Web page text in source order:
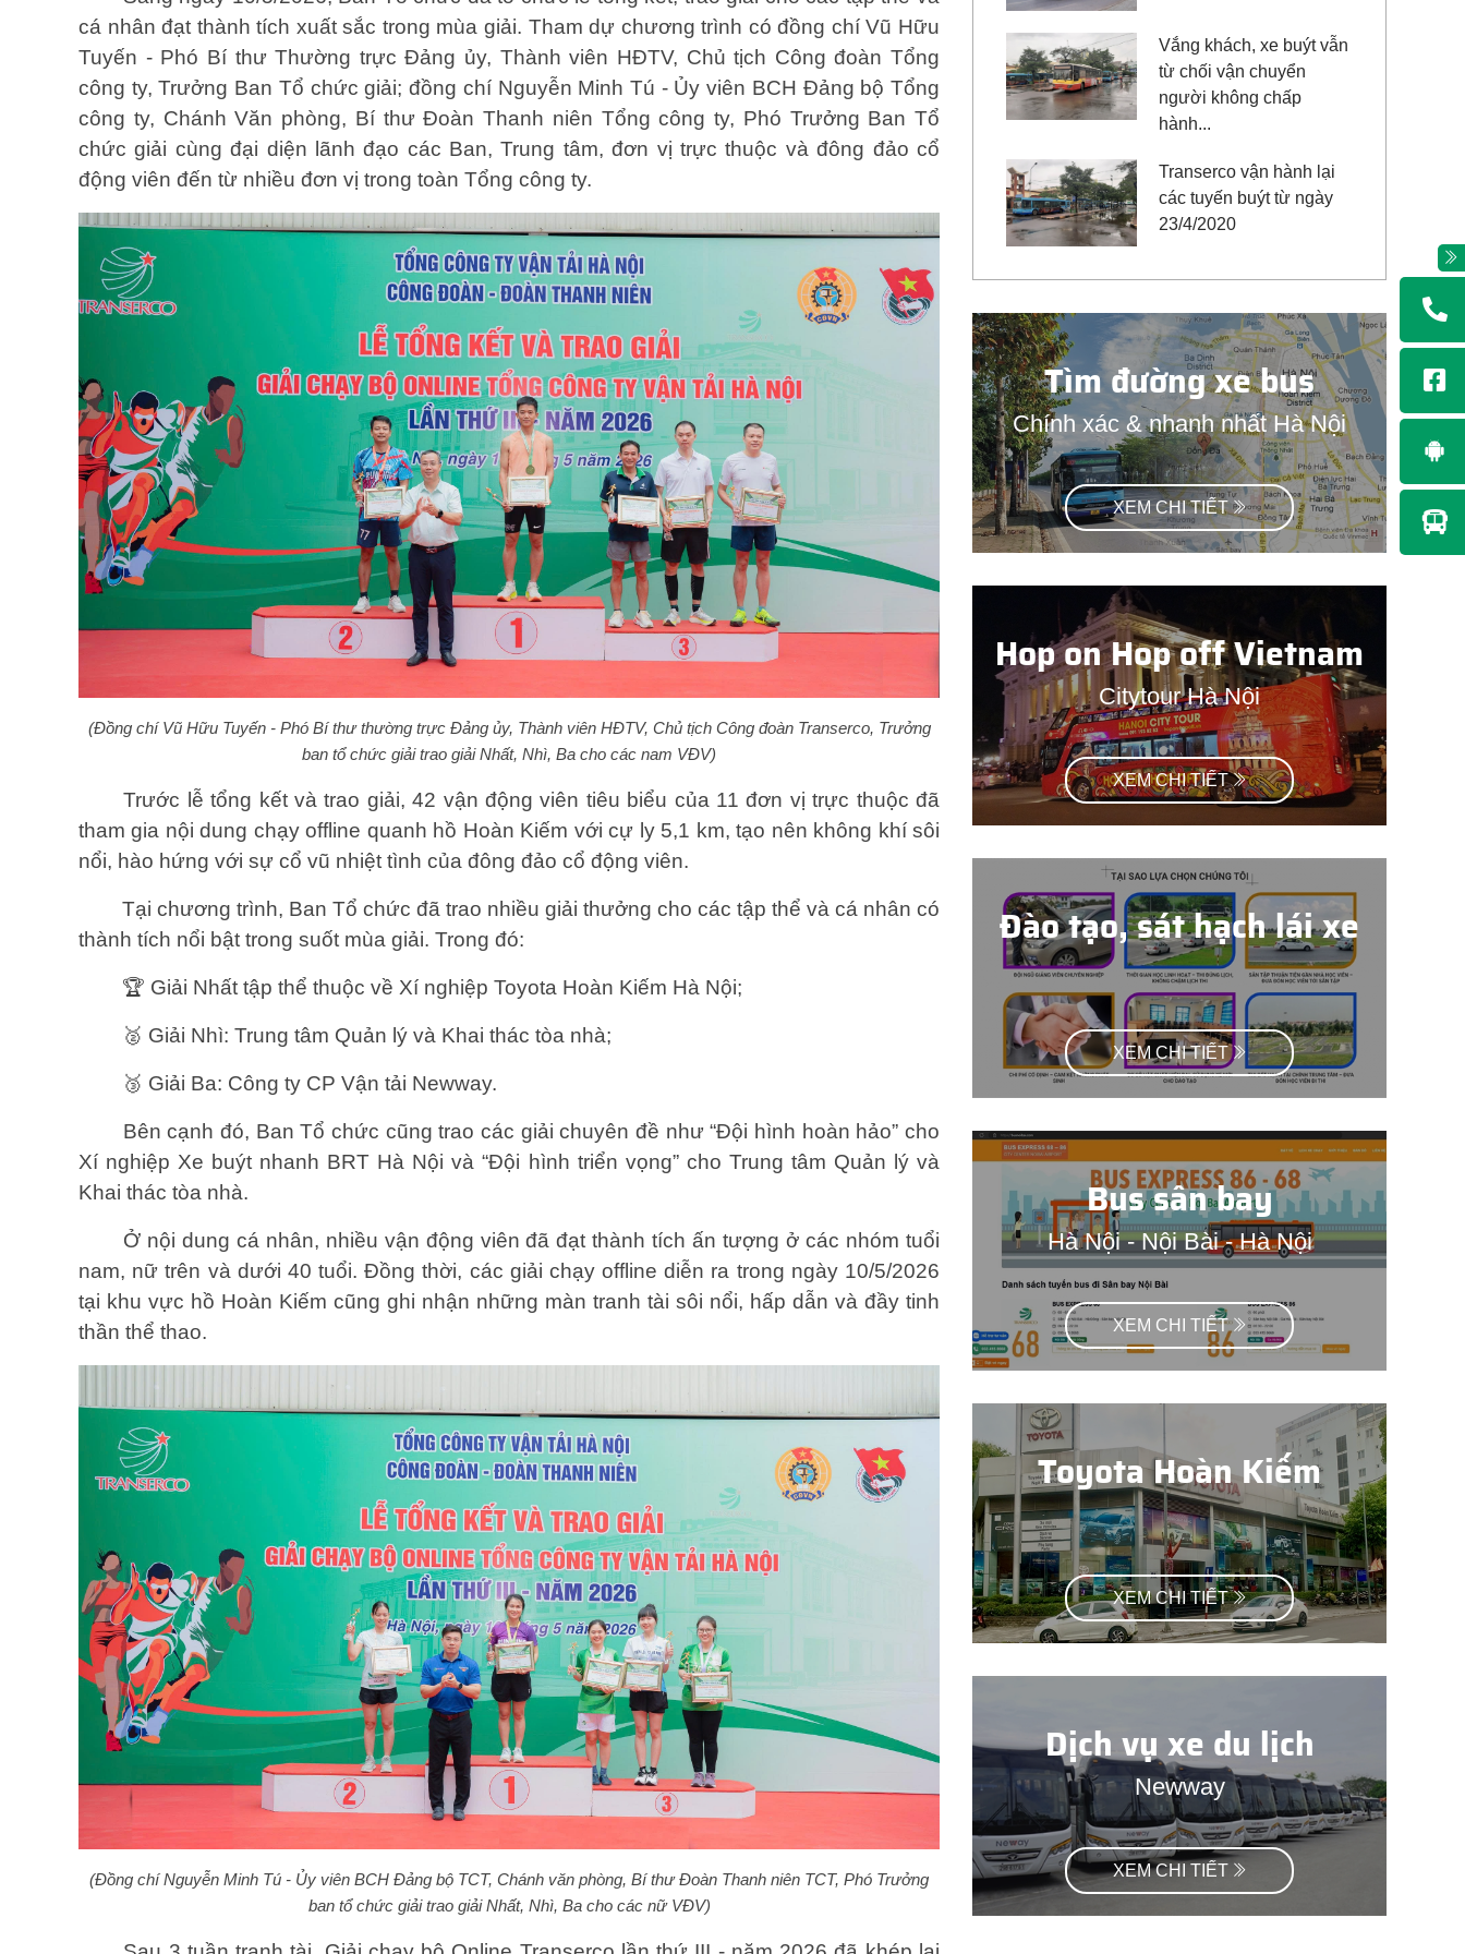
cá nhân đạt thành tích xuất sắc trong mùa giải. Tham dự chương trình có đồng chí Vũ Hữu
Tuyến - Phó Bí thư Thường trực Đảng ủy, Thành viên HĐTV, Chủ tịch Công đoàn Tổng
công ty, Trưởng Ban Tổ chức giải; đồng chí Nguyễn Minh Tú - Ủy viên BCH Đảng bộ Tổng
công ty, Chánh Văn phòng, Bí thư Đoàn Thanh niên Tổng công ty, Phó Trưởng Ban Tổ
chức giải cùng đại diện lãnh đạo các Ban, Trung tâm, đơn vị trực thuộc và đông đảo cổ
động viên đến từ nhiều đơn vị trong toàn Tổng công ty.
(Đồng chí Vũ Hữu Tuyến - Phó Bí thư thường trực Đảng ủy, Thành viên HĐTV, Chủ tịch Công đoàn Transerco, Trưởng
ban tổ chức giải trao giải Nhất, Nhì, Ba cho các nam VĐV)
Trước lễ tổng kết và trao giải, 42 vận động viên tiêu biểu của 11 đơn vị trực thuộc đã
tham gia nội dung chạy offline quanh hồ Hoàn Kiếm với cự ly 5,1 km, tạo nên không khí sôi
nổi, hào hứng với sự cổ vũ nhiệt tình của đông đảo cổ động viên.
Tại chương trình, Ban Tổ chức đã trao nhiều giải thưởng cho các tập thể và cá nhân có
thành tích nổi bật trong suốt mùa giải. Trong đó:
🏆 Giải Nhất tập thể thuộc về Xí nghiệp Toyota Hoàn Kiếm Hà Nội;
🥈 Giải Nhì: Trung tâm Quản lý và Khai thác tòa nhà;
🥉 Giải Ba: Công ty CP Vận tải Newway.
Bên cạnh đó, Ban Tổ chức cũng trao các giải chuyên đề như “Đội hình hoàn hảo” cho
Xí nghiệp Xe buýt nhanh BRT Hà Nội và “Đội hình triển vọng” cho Trung tâm Quản lý và
Khai thác tòa nhà.
Ở nội dung cá nhân, nhiều vận động viên đã đạt thành tích ấn tượng ở các nhóm tuổi
nam, nữ trên và dưới 40 tuổi. Đồng thời, các giải chạy offline diễn ra trong ngày 10/5/2026
tại khu vực hồ Hoàn Kiếm cũng ghi nhận những màn tranh tài sôi nổi, hấp dẫn và đầy tinh
thần thể thao.
(Đồng chí Nguyễn Minh Tú - Ủy viên BCH Đảng bộ TCT, Chánh văn phòng, Bí thư Đoàn Thanh niên TCT, Phó Trưởng
ban tổ chức giải trao giải Nhất, Nhì, Ba cho các nữ VĐV)
Vắng khách, xe buýt vẫn
từ chối vận chuyển
người không chấp
hành...
Transerco vận hành lại
các tuyến buýt từ ngày
23/4/2020
Tìm đường xe bus
Chính xác & nhanh nhất Hà Nội
XEM CHI TIẾT
Hop on Hop off Vietnam
Citytour Hà Nội
XEM CHI TIẾT
Đào tạo, sát hạch lái xe
XEM CHI TIẾT
Bus sân bay
Hà Nội - Nội Bài - Hà Nội
XEM CHI TIẾT
Toyota Hoàn Kiếm
XEM CHI TIẾT
Dịch vụ xe du lịch
Newway
XEM CHI TIẾT